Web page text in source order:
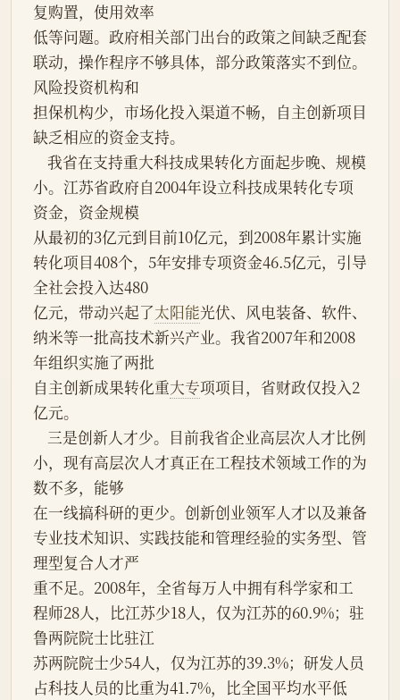
复购置，使用效率
低等问题。政府相关部门出台的政策之间缺乏配套
联动，操作程序不够具体，部分政策落实不到位。
风险投资机构和
担保机构少，市场化投入渠道不畅，自主创新项目
缺乏相应的资金支持。
小。江苏省政府自2004年设立科技成果转化专项
资金，资金规模
从最初的3亿元到目前10亿元，到2008年累计实施
转化项目408个，5年安排专项资金46.5亿元，引导
全社会投入达480
亿元，带动兴起了太阳能光伏、风电装备、软件、
纳米等一批高技术新兴产业。我省2007年和2008
年组织实施了两批
自主创新成果转化重大专项项目，省财政仅投入2
亿元。
小，现有高层次人才真正在工程技术领域工作的为
数不多，能够
在一线搞科研的更少。创新创业领军人才以及兼备
专业技术知识、实践技能和管理经验的实务型、管
理型复合人才严
重不足。2008年，全省每万人中拥有科学家和工
程师28人，比江苏少18人，仅为江苏的60.9%；驻
鲁两院院士比驻江
苏两院院士少54人，仅为江苏的39.3%；研发人员
占科技人员的比重为41.7%，比全国平均水平低